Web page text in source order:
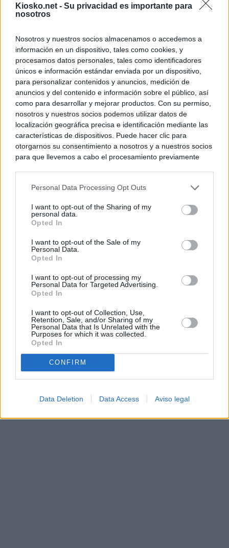
Kiosko.net - Su privacidad es importante para
nosotros
Nosotros y nuestros socios almacenamos o accedemos a
información en un dispositivo, tales como cookies, y
procesamos datos personales, tales como identificadores
únicos e información estándar enviada por un dispositivo,
para personalizar contenidos y anuncios, medición de
anuncios y del contenido e información sobre el público, así
como para desarrollar y mejorar productos. Con su permiso,
nosotros y nuestros socios podemos utilizar datos de
localización geográfica precisa e identificación mediante las
características de dispositivos. Puede hacer clic para
otorgarnos su consentimiento a nosotros y a nuestros socios
para que llevemos a cabo el procesamiento previamente
negar su consentimiento. Tenga en cuenta que algún
de su consentimiento, pero usted tiene el derecho de
rechazar tal procesamiento. Sus preferencias se aplicarán
cualquier momento entrando de nuevo en este sitio web o
visitando nuestra política de privacidad.
Personal Data Processing Opt Outs
I want to opt-out of the Sharing of my
personal data.
Opted In
I want to opt-out of the Sale of my
Personal Data.
Opted In
I want to opt-out of processing my
Personal Data for Targeted Advertising.
Opted In
I want to opt-out of Collection, Use,
Retention, Sale, and/or Sharing of my
Personal Data that Is Unrelated with the
Purposes for which it was collected.
Opted In
CONFIRM
Data Deletion Data Access Aviso legal